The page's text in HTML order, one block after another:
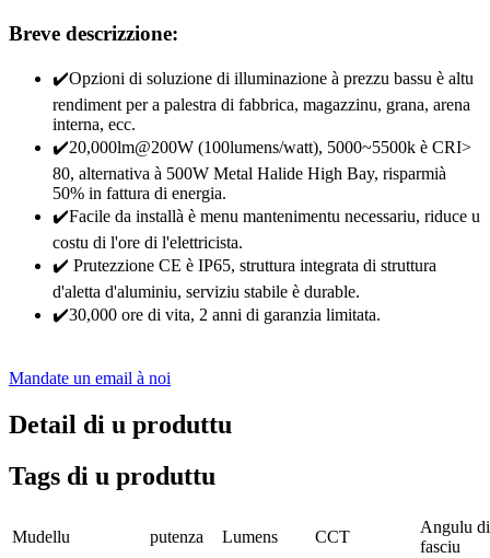
Breve descrizzione:
✔️Opzioni di soluzione di illuminazione à prezzu bassu è altu
rendiment per a palestra di fabbrica, magazzinu, grana, arena
interna, ecc.
✔️20,000lm@200W (100lumens/watt), 5000~5500k è CRI>
80, alternativa à 500W Metal Halide High Bay, risparmià
50% in fattura di energia.
✔️Facile da installà è menu mantenimentu necessariu, riduce u
costu di l'ore di l'elettricista.
✔️ Prutezzione CE è IP65, struttura integrata di struttura
d'aletta d'aluminiu, serviziu stabile è durable.
✔️30,000 ore di vita, 2 anni di garanzia limitata.
Mandate un email à noi
Detail di u produttu
Tags di u produttu
Mudellu putenza Lumens CCT
Angulu di
fasciu